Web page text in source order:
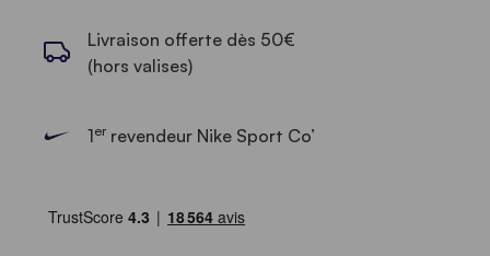
Livraison offerte dès 50€
(hors valises)
1errevendeur Nike Sport Co’